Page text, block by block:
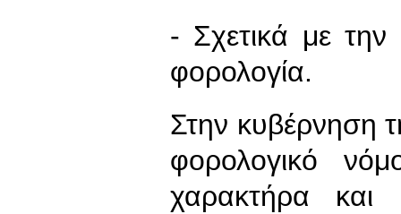
- Σχετικά με την
φορολογία.
Στην κυβέρνηση
φορολογικό
χαρακτήρα και